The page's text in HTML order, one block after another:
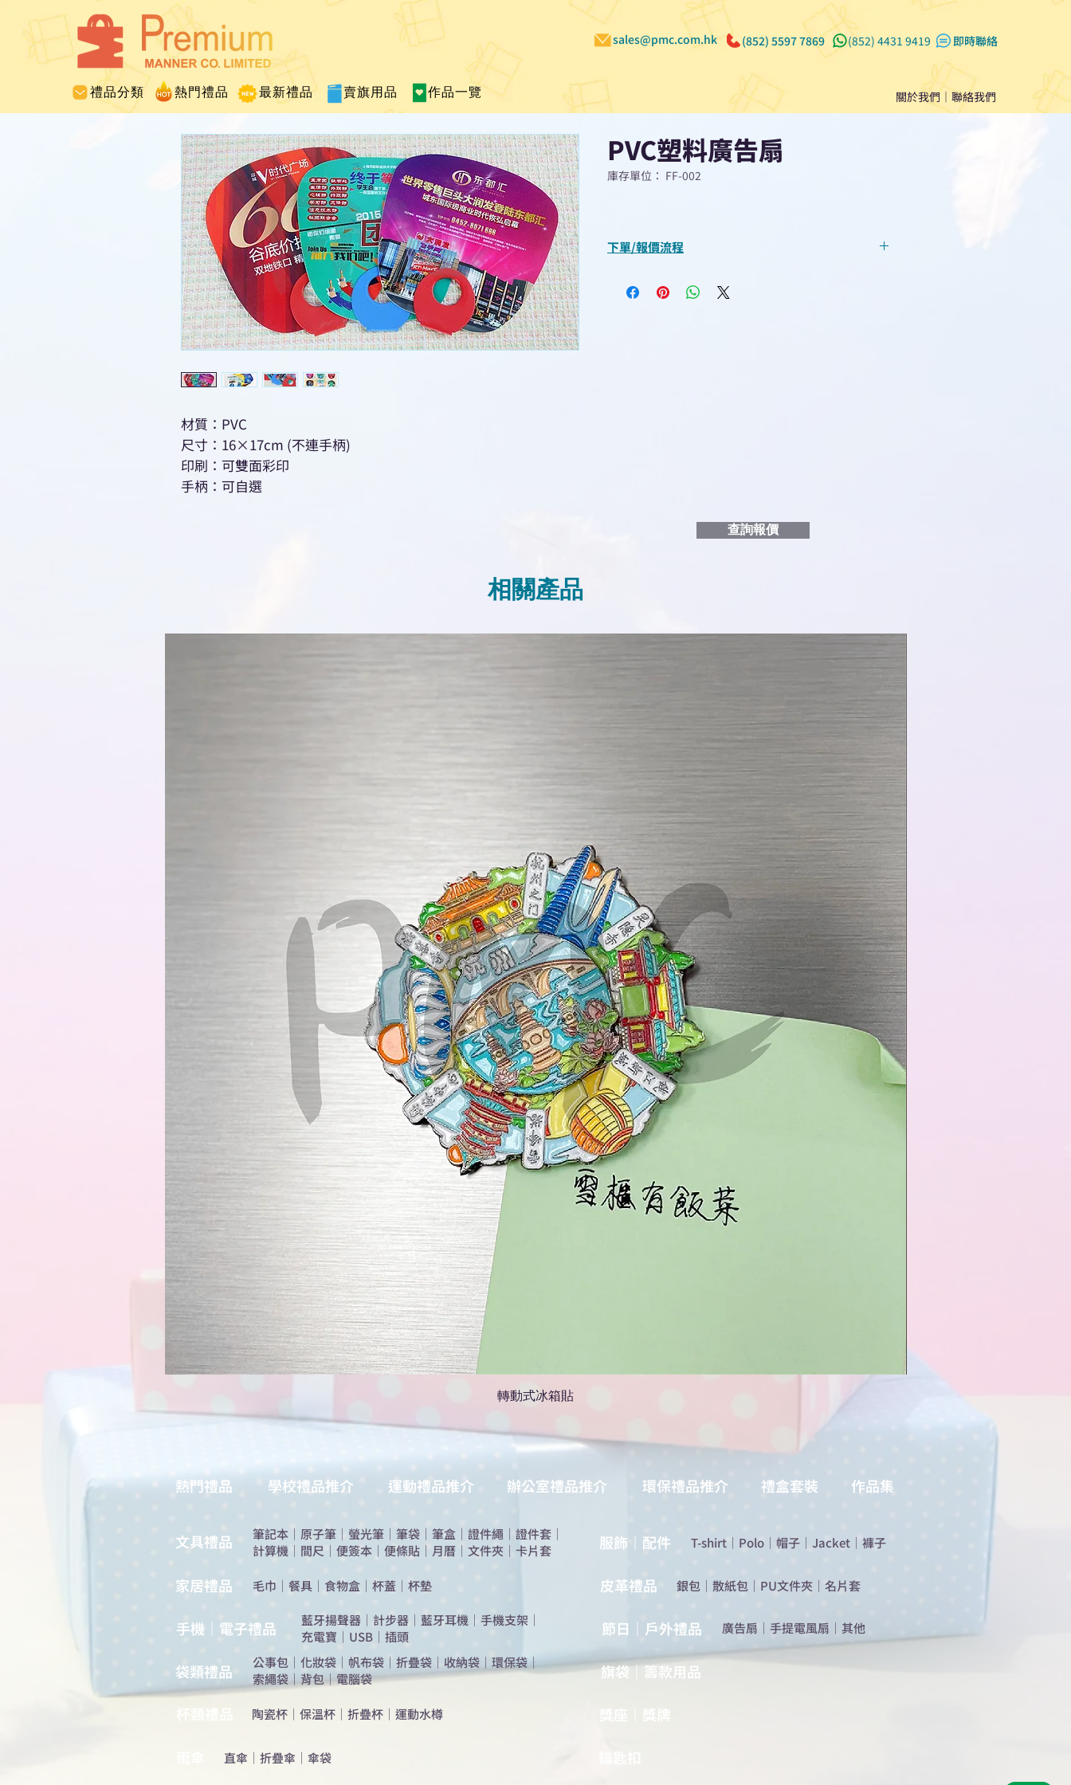
禮品分類 熱門禮品 最新禮品 賣旗用品 作品一覽
sales@pmc.com.hk (852) 5597 7869 (852) 4431 9419 ​即時聯絡
關於我們 ｜聯絡我們
材質：PVC
尺寸：16×17cm (不連手柄)
印刷：可雙面彩印
手柄：可自選
PVC塑料廣告扇
庫存單位： FF-002
下單/報價流程
查詢或報價”
查詢報價
相關產品
轉動式冰箱貼
熱門禮品 學校禮品推介 運動禮品推介 辦公室禮品推介 環保禮品推介 禮盒套裝 作品集
​文具禮品 筆記本 ｜ 原子筆 ｜ 螢光筆 ｜ 筆袋 ｜ 筆盒 ｜ 證件繩 ｜ 證件套 ｜
計算機 ｜ 間尺 ｜ 便簽本 ｜ 便條貼 ｜ 月曆 ｜ 文件夾 ｜ 卡片套
​家居禮品 ​毛巾 ｜ 餐具 ｜ 食物盒 ｜ 杯蓋 ｜ 杯墊
手機｜電子禮品 ​藍牙揚聲器 ｜ 計步器 ｜ 藍牙耳機 ｜ 手機支架 ｜
充電寶 ｜ USB ｜ 插頭
​袋類禮品 公事包 ｜ 化妝袋 ｜ 帆布袋 ｜ 折疊袋 ｜ 收納袋 ｜ 環保袋｜
索繩袋 ｜ 背包 ｜ 電腦袋
杯類禮品 陶瓷杯 ｜ 保溫杯 ｜ 折疊杯 ｜ 運動水樽
直傘 ｜ 折疊傘 ｜ 傘袋
服飾｜配件 T-shirt ｜ Polo ｜ 帽子 ｜ Jacket ｜ 褲子
​皮革禮品 ​銀包 ｜ 散紙包 ｜ PU文件夾 ｜ 名片套
節日｜戶外禮品 ​廣告扇 ｜ 手提電風扇 ｜ 其他
旗袋｜籌款用品
​獎座｜獎牌